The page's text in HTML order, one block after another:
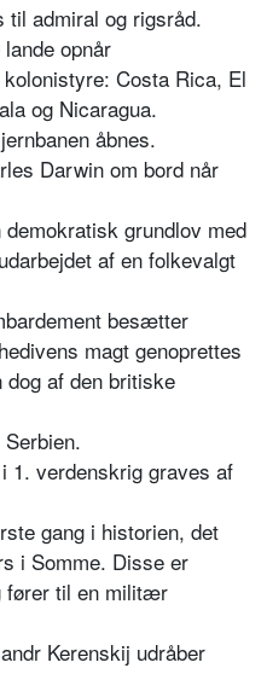
admiral og rigsråd.
opnår
Costa Rica, El
og Nicaragua.
åbnes.
Darwin om bord når
grundlov med
af en folkevalgt
besætter
magt genoprettes
af den britiske
1. verdenskrig graves af
gang i historien, det
i Somme. Disse er
fører til en militær
Kerenskij udråber